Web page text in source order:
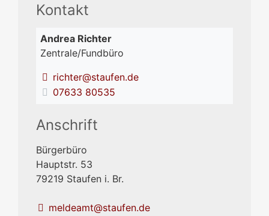
Kontakt
Andrea Richter
Zentrale/Fundbüro
richter@staufen.de
07633 80535
Anschrift
Bürgerbüro
Hauptstr. 53
79219 Staufen i. Br.
meldeamt@staufen.de